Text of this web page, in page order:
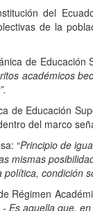
del
de la
de Educación
académicos
de Educación
del marco
“Principio de
mismas
condición
Régimen
aquella que,